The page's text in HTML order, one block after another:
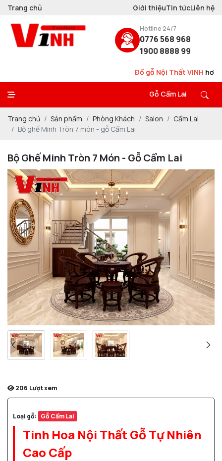
Trang chủ Giới thiệuTin tứcLiên hệ
Hotline 24/7
0776 568 968
1900 8888 99
Đồ gỗ Nội Thất VINHhơn 20 năm
Gỗ Cẩm Lai
Trang chủ Sản phẩm Phòng Khách Salon
Cẩm Lai
Bộ ghế Minh Tròn 7 món - gỗ Cẩm Lai
Bộ Ghế Minh Tròn 7 Món - Gỗ Cẩm Lai
206 Lượt xem
Loại gỗ: Gỗ Cẩm Lai
Tinh Hoa Nội Thất Gỗ Tự Nhiên
Cao Cấp